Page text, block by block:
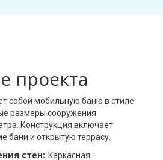
проекта
собой мобильную баню в стиле
размеры сооружения
Конструкция включает
бани и открытую террасу.
стен: Каркасная